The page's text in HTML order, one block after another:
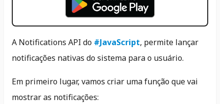
A Notifications API do #JavaScript, permite lançar
notificações nativas do sistema para o usuário.
Em primeiro lugar, vamos criar uma função que vai
mostrar as notificações: